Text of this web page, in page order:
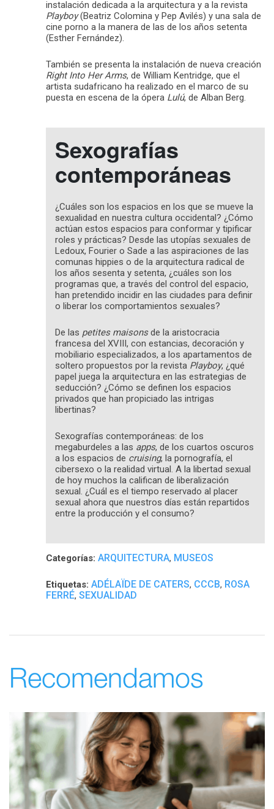
instalación dedicada a la arquitectura y a la revista
Playboy(Beatriz Colomina y Pep Avilés) y una sala de
cine porno a la manera de las de los años setenta
(Esther Fernández).
También se presenta la instalación de nueva creación
Right Into Her Arms, de William Kentridge, que el
artista sudafricano ha realizado en el marco de su
puesta en escena de la ópera Lulú, de Alban Berg.
Sexografías
contemporáneas
¿Cuáles son los espacios en los que se mueve la
sexualidad en nuestra cultura occidental? ¿Cómo
actúan estos espacios para conformar y tipificar
roles y prácticas? Desde las utopías sexuales de
Ledoux, Fourier o Sade a las aspiraciones de las
comunas hippies o de la arquitectura radical de
los años sesenta y setenta, ¿cuáles son los
programas que, a través del control del espacio,
han pretendido incidir en las ciudades para definir
o liberar los comportamientos sexuales?
De las petites maisonsde la aristocracia
francesa del XVIII, con estancias, decoración y
mobiliario especializados, a los apartamentos de
soltero propuestos por la revista Playboy, ¿qué
papel juega la arquitectura en las estrategias de
seducción? ¿Cómo se definen los espacios
privados que han propiciado las intrigas
libertinas?
Sexografías contemporáneas: de los
megaburdeles a las apps, de los cuartos oscuros
a los espacios de cruising, la pornografía, el
cibersexo o la realidad virtual. A la libertad sexual
de hoy muchos la califican de liberalización
sexual. ¿Cuál es el tiempo reservado al placer
sexual ahora que nuestros días están repartidos
entre la producción y el consumo?
Categorías: ARQUITECTURA, MUSEOS
Etiquetas: ADÉLAÏDE DE CATERS, CCCB, ROSA
FERRÉ, SEXUALIDAD
Recomendamos